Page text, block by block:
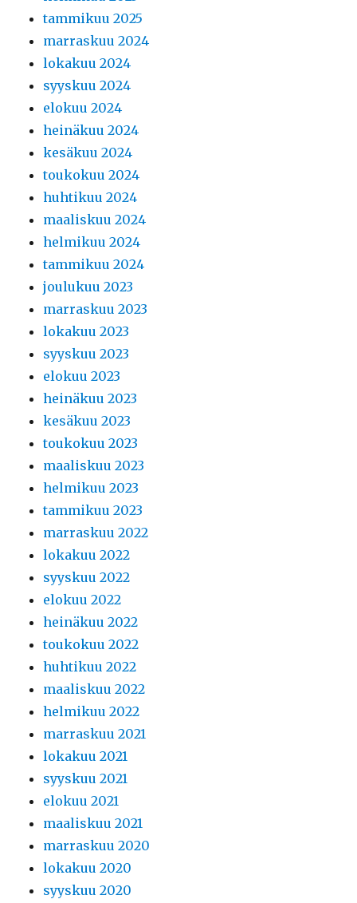
tammikuu 2025
marraskuu 2024
lokakuu 2024
syyskuu 2024
elokuu 2024
heinäkuu 2024
kesäkuu 2024
toukokuu 2024
huhtikuu 2024
maaliskuu 2024
helmikuu 2024
tammikuu 2024
joulukuu 2023
marraskuu 2023
lokakuu 2023
syyskuu 2023
elokuu 2023
heinäkuu 2023
kesäkuu 2023
toukokuu 2023
maaliskuu 2023
helmikuu 2023
tammikuu 2023
marraskuu 2022
lokakuu 2022
syyskuu 2022
elokuu 2022
heinäkuu 2022
toukokuu 2022
huhtikuu 2022
maaliskuu 2022
helmikuu 2022
marraskuu 2021
lokakuu 2021
syyskuu 2021
elokuu 2021
maaliskuu 2021
marraskuu 2020
lokakuu 2020
syyskuu 2020